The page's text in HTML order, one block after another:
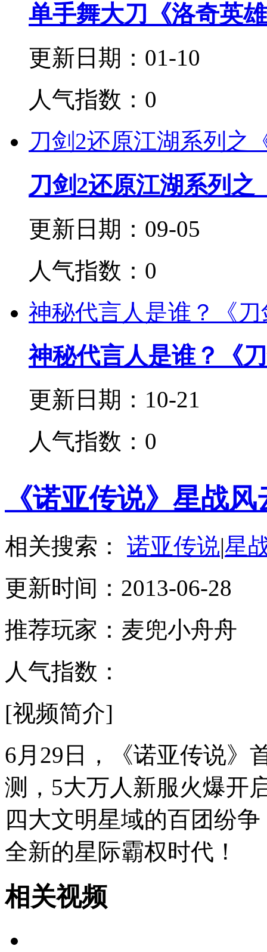
单手舞大刀《洛奇英
更新日期：01-10
人气指数：0
刀剑2还原江湖系列之
刀剑2还原江湖系列之
更新日期：09-05
人气指数：0
神秘代言人是谁？《
神秘代言人是谁？《
更新日期：10-21
人气指数：0
《诺亚传说》星战
相关搜索： 诺亚传说|星
更新时间：2013-06-28
推荐玩家：麦兜小舟舟
人气指数：
[视频简介]
6月29日，《诺亚传说》
测，5大万人新服火爆开
四大文明星域的百团纷
全新的星际霸权时代！
相关视频